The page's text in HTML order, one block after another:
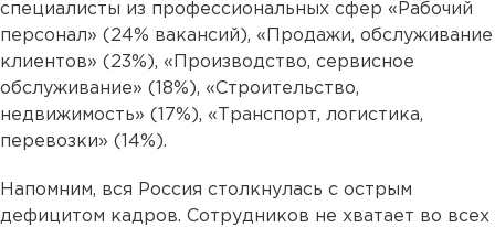
специалисты из профессиональных сфер «Рабочий
персонал» (24% вакансий), «Продажи, обслуживание
клиентов» (23%), «Производство, сервисное
обслуживание» (18%), «Строительство,
недвижимость» (17%), «Транспорт, логистика,
перевозки» (14%).
Напомним, вся Россия столкнулась с острым
дефицитом кадров. Сотрудников не хватает во всех